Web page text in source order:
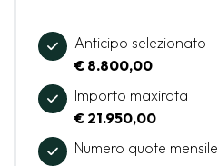
Anticipo selezionato
€ 8.800,00
Importo maxirata
€ 21.950,00
Numero quote mensile